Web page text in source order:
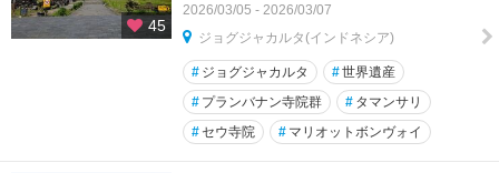
45
2026/03/05 - 2026/03/07
ジョグジャカルタ(インドネシア)
# ジョグジャカルタ #世界遺産
# プランバナン寺院群 # タマンサリ
#セウ寺院 # マリオットボンヴォイ